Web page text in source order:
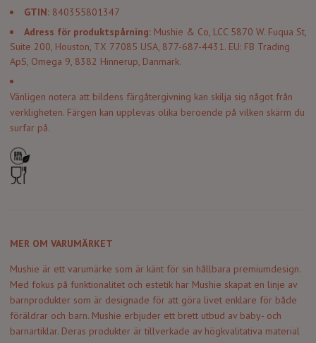
GTIN: 840355801347
Adress för produktspårning: Mushie & Co, LCC 5870 W. Fuqua St,
Suite 200, Houston, TX 77085 USA, 877-687-4431. EU: FB Trading
ApS, Omega 9, 8382 Hinnerup, Danmark.
Vänligen notera att bildens färgåtergivning kan skilja sig något från
verkligheten. Färgen kan upplevas olika beroende på vilken skärm du
surfar på.
MER OM VARUMÄRKET
Mushie är ett varumärke som är känt för sin hållbara premiumdesign.
Med fokus på funktionalitet och estetik har Mushie skapat en linje av
barnprodukter som är designade för att göra livet enklare för både
föräldrar och barn. Mushie erbjuder ett brett utbud av baby- och
barnartiklar. Deras produkter är tillverkade av högkvalitativa material